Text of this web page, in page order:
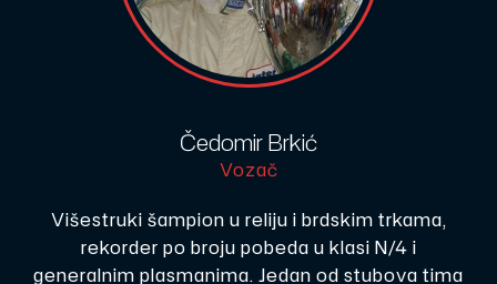
Čedomir Brkić
Vozač
Višestruki šampion u reliju i brdskim trkama,
rekorder po broju pobeda u klasi N/4 i
generalnim plasmanima. Jedan od stubova tima